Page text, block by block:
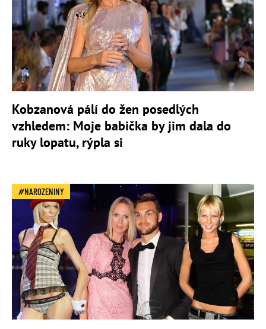
Kobzanová pálí do žen posedlých
vzhledem: Moje babička by jim dala do
ruky lopatu, rýpla si
NAROZENINY